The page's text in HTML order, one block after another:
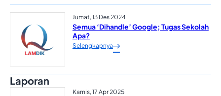
Jumat, 13 Des 2024
Semua ‘Dihandle’ Google; Tugas Sekolah
Apa?
Selengkapnya
Laporan
Kamis, 17 Apr 2025